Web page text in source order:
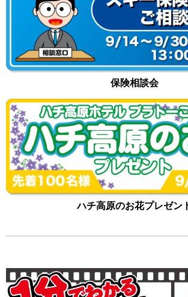
保険相談会
ハチ高原のお花プレゼン